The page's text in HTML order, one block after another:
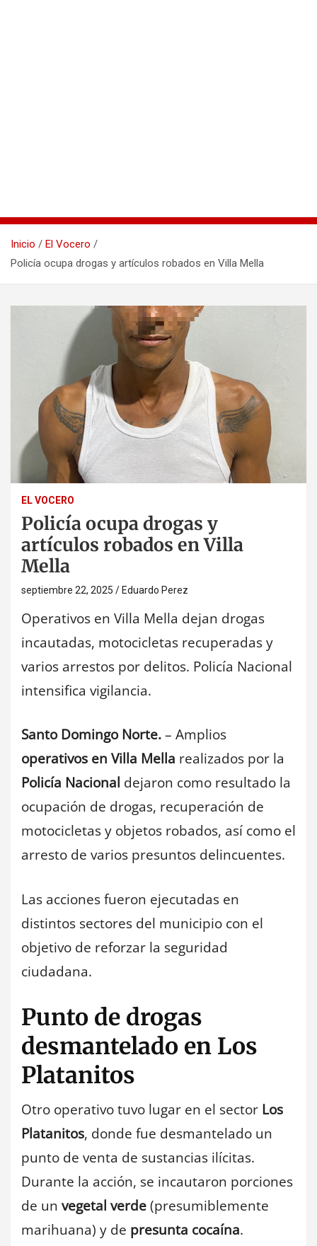
Inicio
El Vocero
Policía ocupa drogas y artículos robados en Villa Mella
EL VOCERO
Policía ocupa drogas y
artículos robados en Villa
Mella
septiembre 22, 2025 Eduardo Perez
Operativos en Villa Mella dejan drogas
incautadas, motocicletas recuperadas y
varios arrestos por delitos. Policía Nacional
intensifica vigilancia.
Santo Domingo Norte.– Amplios
operativos en Villa Mella realizados por la
Policía Nacional dejaron como resultado la
ocupación de drogas, recuperación de
motocicletas y objetos robados, así como el
arresto de varios presuntos delincuentes.
Las acciones fueron ejecutadas en
distintos sectores del municipio con el
objetivo de reforzar la seguridad
ciudadana.
Punto de drogas
desmantelado en Los
Platanitos
Otro operativo tuvo lugar en el sector Los
Platanitos, donde fue desmantelado un
punto de venta de sustancias ilícitas.
Durante la acción, se incautaron porciones
de un vegetal verde(presumiblemente
marihuana) y de presunta cocaína.